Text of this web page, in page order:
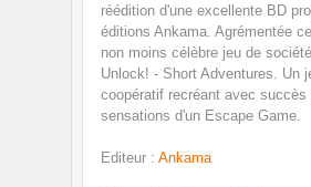
réédition d'une excellente BD
éditions Ankama. Agrémentée
non moins célèbre jeu de
Unlock! - Short Adventures. Un
coopératif recréant avec succès
sensations d'un Escape Game.
Editeur : Ankama